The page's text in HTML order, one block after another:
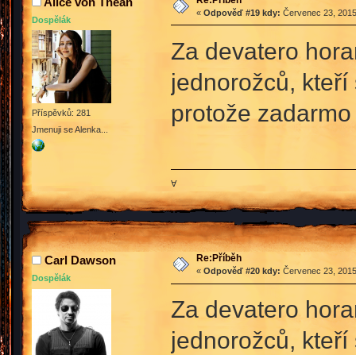
Dospělák
Příspěvků: 281
Jmenuji se Alenka...
« Odpověď #19 kdy: Červenec 23,
Za devatero
jednorožců,
protože zadarmo
∀
Carl Dawson
Dospělák
Re:Příběh
« Odpověď #20 kdy: Červenec 23,
Za devatero
jednorožců,